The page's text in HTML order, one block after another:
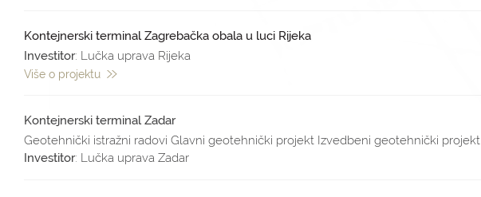
Kontejnerski terminal Zagrebačka obala u luci Rijeka
Investitor: Lučka uprava Rijeka
Više o projektu
Kontejnerski terminal Zadar
Geotehnički istražni radovi Glavni geotehnički projekt Izvedbeni geotehnički projekt
Investitor: Lučka uprava Zadar